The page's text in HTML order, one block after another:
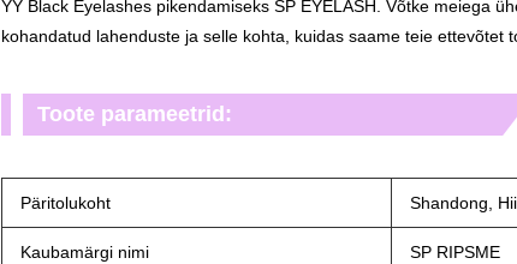
YY Black Eyelashes pikendamiseks SP EYELASH. Võtke meiega
kohandatud lahenduste ja selle kohta, kuidas saame teie ettevõtet
Toote parameetrid:
Päritolukoht Shandong,
Kaubamärgi nimi SP RIPSME